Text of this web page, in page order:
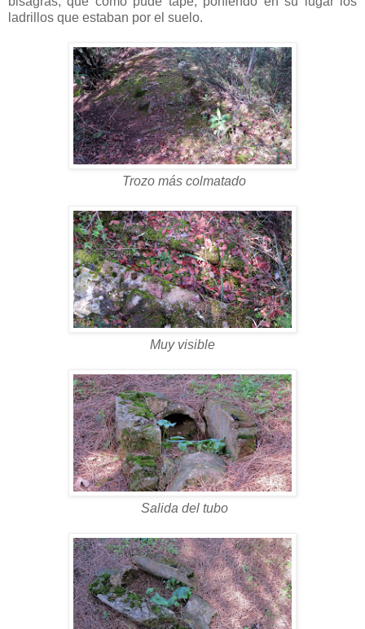
ladrillos que estaban por el suelo.
Trozo más colmatado
Muy visible
Salida del tubo